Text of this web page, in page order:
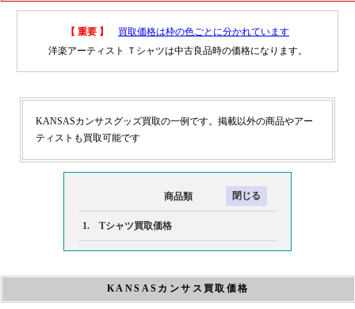
【 重要 】
買取価格は枠の色ごとに分かれています
洋楽アーティスト Ｔシャツは中古良品時の価格になります。
KANSASカンサスグッズ買取の一例です。掲載以外の商品やアー
ティストも買取可能です
商品類
1. Tシャツ買取価格
KANSASカンサス買取価格